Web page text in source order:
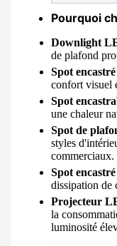
Pourquoi
Downlight
de plafond
Spot
confort visuel
Spot
une chaleur
Spot de
styles
commerciaux.
Spot
dissipation de
Projecteur
la
luminosité